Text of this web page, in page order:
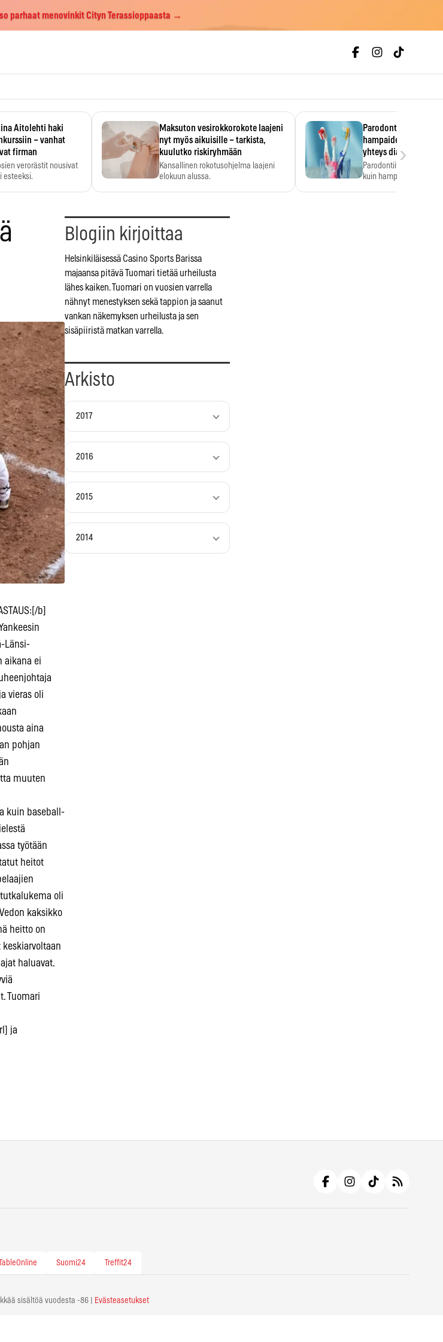
parhaat menovinkit Cityn Terassioppaasta →
Aitolehti haki
– vanhat
firman
verorästit nousivat
esteeksi.
Maksuton vesirokkorokote laajeni
nyt myös aikuisille – tarkista,
kuulutko riskiryhmään
Kansallinen rokotusohjelma laajeni
elokuun alussa.
Parodontiitti on
hampaiden
yhteys diabetekseen
Parodontiitti on
kuin hampaiden
›
b]
Länsi-
aikana ei
vieras oli
aina
pohjan
muuten
kuin baseball-
työtään
heitot
oli
kaksikko
heitto on
haluavat.
Tuomari
ja
Blogiin kirjoittaa
Helsinkiläisessä Casino Sports Barissa
majaansa pitävä Tuomari tietää urheilusta
lähes kaiken. Tuomari on vuosien varrella
nähnyt menestyksen sekä tappion ja saanut
vankan näkemyksen urheilusta ja sen
sisäpiiristä matkan varrella.
Arkisto
2017
2016
2015
2014
TableOnline Suomi24 Treffit24
sisältöä vuodesta -86 | Evästeasetukset